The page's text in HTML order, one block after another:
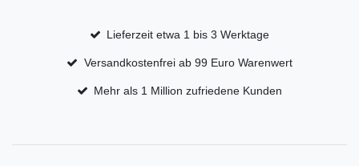
Lieferzeit etwa 1 bis 3 Werktage
Versandkostenfrei ab 99 Euro Warenwert
Mehr als 1 Million zufriedene Kunden